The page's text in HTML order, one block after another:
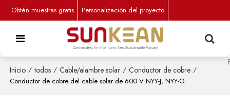
Obtén muestras gratis Personalización del proyecto
Inicio / todos / Cable/alambre solar / Conductor de cobre /
Conductor de cobre del cable solar de 600 V NYY-J, NYY-O